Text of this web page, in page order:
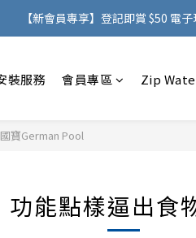
購物滿 HK$500，即可免費享用香港地
【新會員專享】登記即賞 $50 電
裝服務 會員專區 Zip
寶German Pool
能點樣逼出